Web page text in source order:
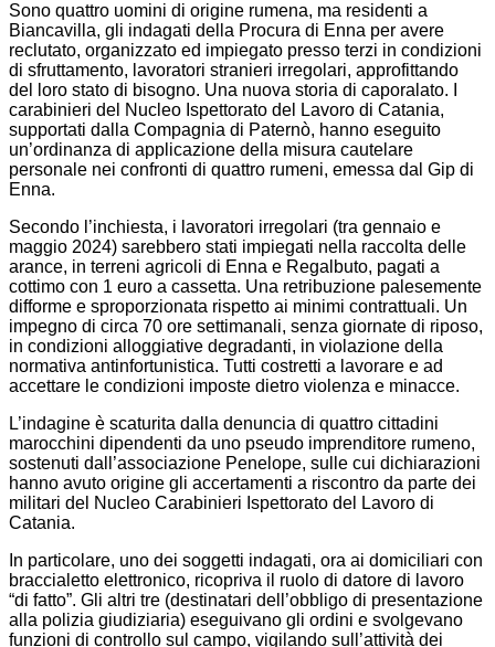
Sono quattro uomini di origine rumena, ma residenti a
Biancavilla, gli indagati della Procura di Enna per avere
reclutato, organizzato ed impiegato presso terzi in condizioni
di sfruttamento, lavoratori stranieri irregolari, approfittando
del loro stato di bisogno. Una nuova storia di caporalato. I
carabinieri del Nucleo Ispettorato del Lavoro di Catania,
supportati dalla Compagnia di Paternò, hanno eseguito
un’ordinanza di applicazione della misura cautelare
personale nei confronti di quattro rumeni, emessa dal Gip di
Enna.
Secondo l’inchiesta, i lavoratori irregolari (tra gennaio e
maggio 2024) sarebbero stati impiegati nella raccolta delle
arance, in terreni agricoli di Enna e Regalbuto, pagati a
cottimo con 1 euro a cassetta. Una retribuzione palesemente
difforme e sproporzionata rispetto ai minimi contrattuali. Un
impegno di circa 70 ore settimanali, senza giornate di riposo,
in condizioni alloggiative degradanti, in violazione della
normativa antinfortunistica. Tutti costretti a lavorare e ad
accettare le condizioni imposte dietro violenza e minacce.
L’indagine è scaturita dalla denuncia di quattro cittadini
marocchini dipendenti da uno pseudo imprenditore rumeno,
sostenuti dall’associazione Penelope, sulle cui dichiarazioni
hanno avuto origine gli accertamenti a riscontro da parte dei
militari del Nucleo Carabinieri Ispettorato del Lavoro di
Catania.
In particolare, uno dei soggetti indagati, ora ai domiciliari con
braccialetto elettronico, ricopriva il ruolo di datore di lavoro
“di fatto”. Gli altri tre (destinatari dell’obbligo di presentazione
alla polizia giudiziaria) eseguivano gli ordini e svolgevano
funzioni di controllo sul campo, vigilando sull’attività dei